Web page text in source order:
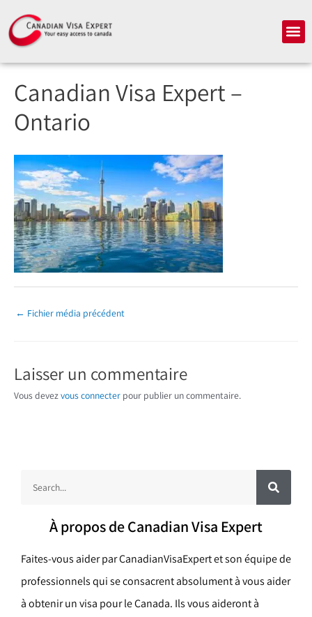
contenu
Canadian Visa Expert –
Ontario
← Fichier média précédent
Laisser un commentaire
Vous devezvous connecter pour publier un commentaire.
e
c
h
R
e
c
r
À propos de Canadian Visa Expert
Faites-vous aider par CanadianVisaExpert et son équipe de
professionnels qui se consacrent absolument à vous aider
à obtenir un visa pour le Canada. Ils vous aideront à